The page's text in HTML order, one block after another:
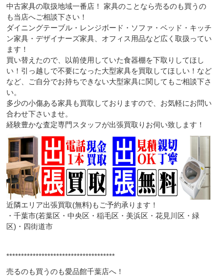
中古家具の取扱地域一番店！ 家具のことなら売るのも買うの
も当店へご相談下さい！
ダイニングテーブル・レンジボード・ソファ・ベッド・キッチ
ン家具・デザイナーズ家具、オフィス用品など広く取扱ってい
ます！
買い替えたので、以前使用していた食器棚を下取りしてほし
い！引っ越しで不要になった大型家具を買取してほしい！など
など、ご自分でお持ちできない大型家具に関してもご相談下さ
い。
多少の小傷ある家具も買取しておりますので、お気軽にお問い
合わせ下さいませ。
経験豊かな査定専門スタッフが出張買取りお伺い致します！
近隣エリア出張買取(無料)もご予約承ります！
・千葉市(若葉区・中央区・稲毛区・美浜区・花見川区・緑
区)・四街道市
*************************************
売るのも買うのも愛品館千葉店へ！